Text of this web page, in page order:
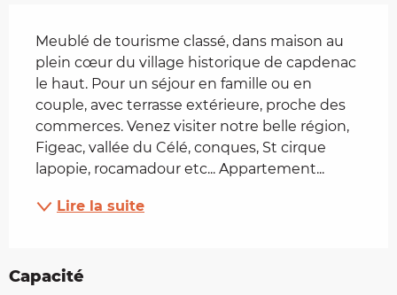
Meublé de tourisme classé, dans maison au
plein cœur du village historique de capdenac
le haut. Pour un séjour en famille ou en
couple, avec terrasse extérieure, proche des
commerces. Venez visiter notre belle région,
Figeac, vallée du Célé, conques, St cirque
lapopie, rocamadour etc... Appartement...
Lire la suite
Capacité